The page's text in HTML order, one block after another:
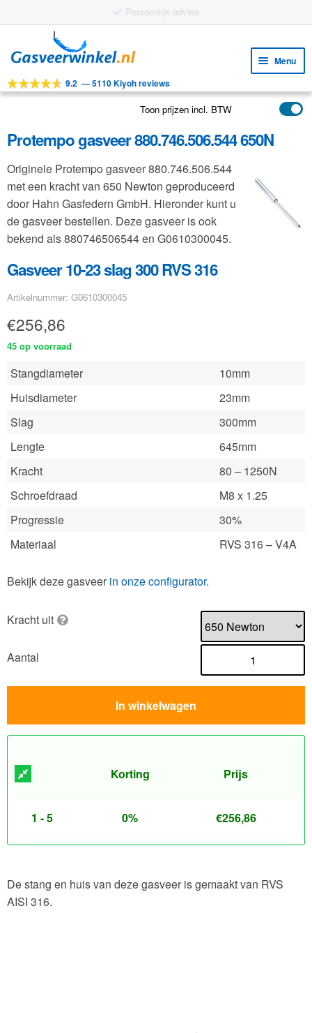
Gratis verzending vanaf €25
door
navigatie
naar
inhoud
Menu
Tools
Toepassingen
Klantenservice
FAQ
9.2 —5110 Kiyoh reviews
Toon prijzen incl. BTW
Protempo gasveer 880.746.506.544 650N
Originele Protempo gasveer 880.746.506.544
met een kracht van 650 Newton geproduceerd
door Hahn Gasfedern GmbH. Hieronder kunt u
de gasveer bestellen. Deze gasveer is ook
bekend als 880746506544 en G0610300045.
Gasveer 10-23 slag 300 RVS 316
Artikelnummer: G0610300045
€256,86
45 op voorraad
Stangdiameter
10mm
Huisdiameter
23mm
Slag
300mm
Lengte
645mm
Kracht
80 – 1250N
Schroefdraad
M8 x 1.25
Progressie
30%
Materiaal
RVS 316 – V4A
Bekijk deze gasveer in onze configurator.
Kracht uit
Aantal
In winkelwagen
Korting Prijs
1 - 5 0% €256,86
De stang en huis van deze gasveer is gemaakt van RVS
AISI 316.